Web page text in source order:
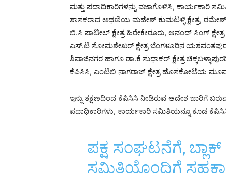
ಮತ್ತು ಪದಾದಿಕಾರಿಗಳನ್ನು ವಜಾಗೊಳಿಸಿ, ಕಾರ್ಯಕಾರಿ
ಶಾಸಕರಾದ ಅಥಣಿಯ ಮಹೇಶ್ ಕುಮಟಳ್ಳಿ ಕ್ಷೇತ್ರ, ರಮೇಶ್
ಬಿ.ಸಿ ಪಾಟೀಲ್ ಕ್ಷೇತ್ರ ಹಿರೇಕೇರೂರು, ಆನಂದ್ ಸಿಂಗ್
ಎಸ್.ಟಿ ಸೋಮಶೇಖರ್ ಕ್ಷೇತ್ರ ಬೆಂಗಳೂರಿನ ಯಶವಂತಪುರ,
ಶಿವಾಜಿನಗರ ಹಾಗೂ ಡಾ.ಕೆ ಸುಧಾಕರ್ ಕ್ಷೇತ್ರ
ಕೆಪಿಸಿಸಿ, ಎಂಟಿಬಿ ನಾಗರಾಜ್ ಕ್ಷೇತ್ರ ಹೊಸಕೋಟೆಯ
ಇನ್ನು ತಕ್ಷಣದಿಂದ ಕೆಪಿಸಿಸಿ ನೀಡಿರುವ ಆದೇಶ ಜಾರಿಗೆ
ಪದಾಧಿಕಾರಿಗಳು, ಕಾರ್ಯಕಾರಿ ಸಮಿತಿಯನ್ನೂ ಕೂಡ
ಪಕ್ಷ ಸಂಘಟನೆಗೆ, ಬ್ಲಾಕ್
ಸಮಿತಿಯೊಂದಿಗೆ